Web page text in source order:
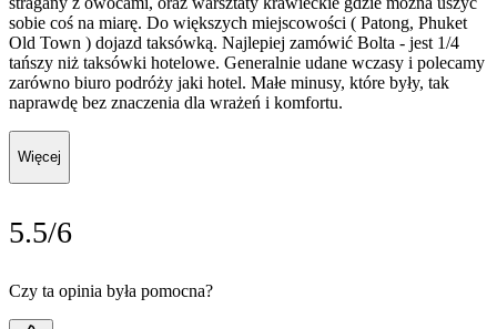
sobie coś na miarę. Do większych miejscowości ( Patong, Phuket
Old Town ) dojazd taksówką. Najlepiej zamówić Bolta - jest 1/4
tańszy niż taksówki hotelowe. Generalnie udane wczasy i polecamy
zarówno biuro podróży jaki hotel. Małe minusy, które były, tak
naprawdę bez znaczenia dla wrażeń i komfortu.
Więcej
5.5/6
Czy ta opinia była pomocna?